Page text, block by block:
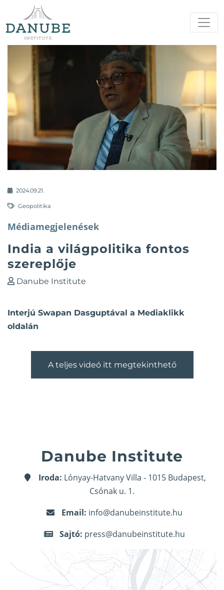
2024.09.21.
Geopolitika
Médiamegjelenések
India a világpolitika fontos
szereplője
Danube Institute
Interjú Swapan Dasguptával a Mediaklikk
oldalán
A teljes videó itt megtekinthető
Danube Institute
Iroda: Lónyay-Hatvany Villa - 1015 Budapest,
Csónak u. 1.
Email: info@danubeinstitute.hu
Sajtó: press@danubeinstitute.hu